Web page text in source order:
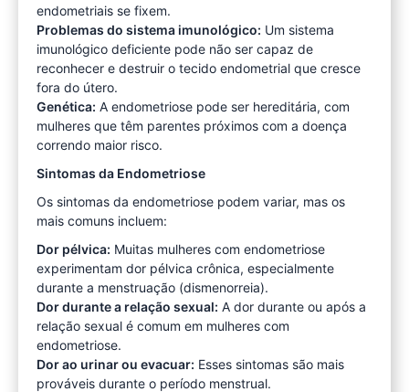
endometriais se fixem.
Problemas do sistema imunológico: Um sistema
imunológico deficiente pode não ser capaz de
reconhecer e destruir o tecido endometrial que cresce
fora do útero.
Genética: A endometriose pode ser hereditária, com
mulheres que têm parentes próximos com a doença
correndo maior risco.
Sintomas da Endometriose
Os sintomas da endometriose podem variar, mas os
mais comuns incluem:
Dor pélvica: Muitas mulheres com endometriose
experimentam dor pélvica crônica, especialmente
durante a menstruação (dismenorreia).
Dor durante a relação sexual: A dor durante ou após a
relação sexual é comum em mulheres com
endometriose.
Dor ao urinar ou evacuar: Esses sintomas são mais
prováveis durante o período menstrual.